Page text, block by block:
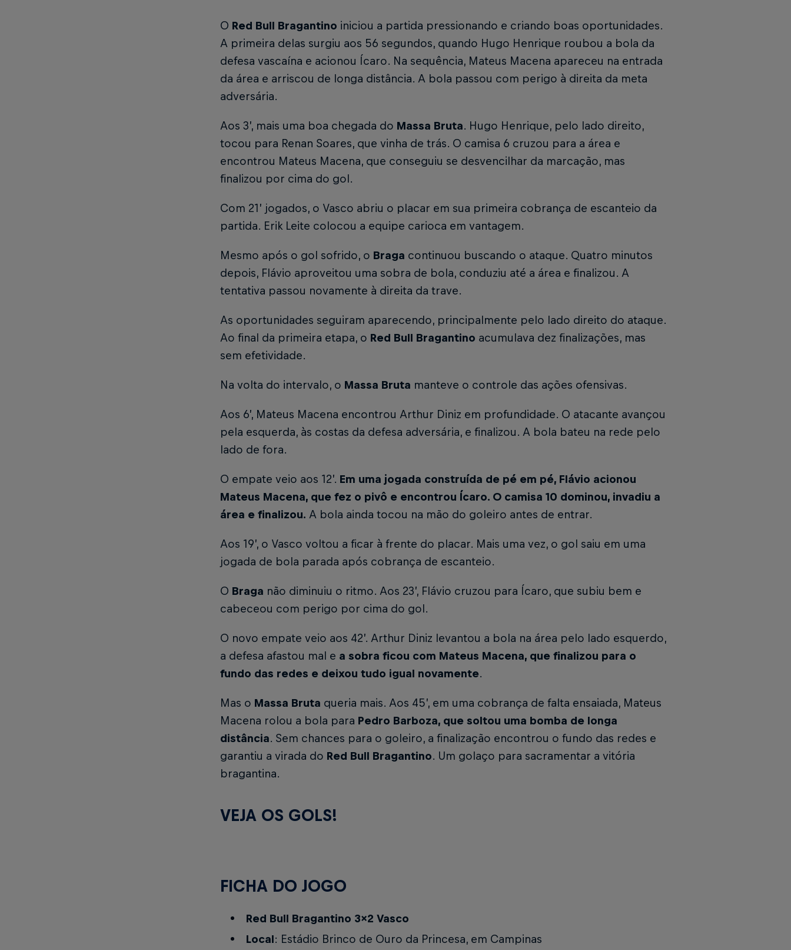
O Red Bull Bragantino iniciou a partida pressionando e criando boas oportunidades.
A primeira delas surgiu aos 56 segundos, quando Hugo Henrique roubou a bola da
defesa vascaína e acionou Ícaro. Na sequência, Mateus Macena apareceu na entrada
da área e arriscou de longa distância. A bola passou com perigo à direita da meta
adversária.
Aos 3’, mais uma boa chegada do Massa Bruta. Hugo Henrique, pelo lado direito,
tocou para Renan Soares, que vinha de trás. O camisa 6 cruzou para a área e
encontrou Mateus Macena, que conseguiu se desvencilhar da marcação, mas
finalizou por cima do gol.
Com 21’ jogados, o Vasco abriu o placar em sua primeira cobrança de escanteio da
partida. Erik Leite colocou a equipe carioca em vantagem.
Mesmo após o gol sofrido, o Braga continuou buscando o ataque. Quatro minutos
depois, Flávio aproveitou uma sobra de bola, conduziu até a área e finalizou. A
tentativa passou novamente à direita da trave.
As oportunidades seguiram aparecendo, principalmente pelo lado direito do ataque.
Ao final da primeira etapa, o Red Bull Bragantino acumulava dez finalizações, mas
sem efetividade.
Na volta do intervalo, o Massa Bruta manteve o controle das ações ofensivas.
Aos 6’, Mateus Macena encontrou Arthur Diniz em profundidade. O atacante avançou
pela esquerda, às costas da defesa adversária, e finalizou. A bola bateu na rede pelo
lado de fora.
O empate veio aos 12’. Em uma jogada construída de pé em pé, Flávio acionou
Mateus Macena, que fez o pivô e encontrou Ícaro. O camisa 10 dominou, invadiu a
área e finalizou. A bola ainda tocou na mão do goleiro antes de entrar.
Aos 19’, o Vasco voltou a ficar à frente do placar. Mais uma vez, o gol saiu em uma
jogada de bola parada após cobrança de escanteio.
O Braga não diminuiu o ritmo. Aos 23’, Flávio cruzou para Ícaro, que subiu bem e
cabeceou com perigo por cima do gol.
O novo empate veio aos 42’. Arthur Diniz levantou a bola na área pelo lado esquerdo,
a defesa afastou mal e a sobra ficou com Mateus Macena, que finalizou para o
fundo das redes e deixou tudo igual novamente.
Mas o Massa Bruta queria mais. Aos 45’, em uma cobrança de falta ensaiada, Mateus
Macena rolou a bola para Pedro Barboza, que soltou uma bomba de longa
distância. Sem chances para o goleiro, a finalização encontrou o fundo das redes e
garantiu a virada do Red Bull Bragantino. Um golaço para sacramentar a vitória
bragantina.
VEJA OS GOLS!
FICHA DO JOGO
Red Bull Bragantino 3x2 Vasco
Local: Estádio Brinco de Ouro da Princesa, em Campinas